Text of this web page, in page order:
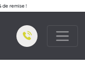
de remise !